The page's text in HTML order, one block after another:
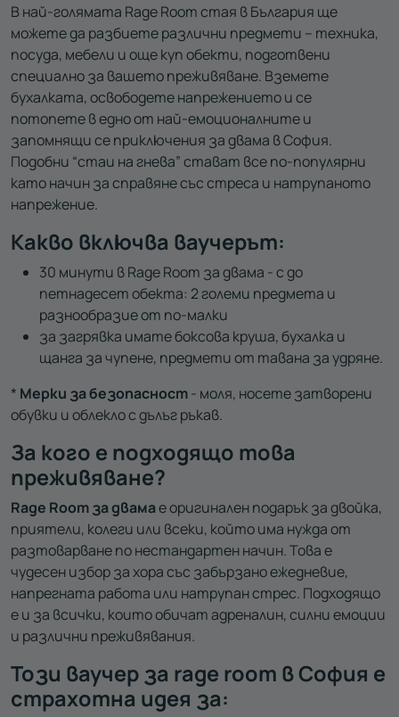
В най-голямата Rage Room стая в България ще
можете да разбиете различни предмети – техника,
посуда, мебели и още куп обекти, подготвени
специално за вашето преживяване. Вземете
бухалката, освободете напрежението и се
потопете в едно от най-емоционалните и
запомнящи се приключения за двама в София.
Подобни “стаи на гнева” стават все по-популярни
като начин за справяне със стреса и натрупаното
напрежение.
Какво включва ваучерът:
30 минути в Rage Room за двама - с до
петнадесет обекта: 2 големи предмета и
разнообразие от по-малки
за загрявка имате боксова круша, бухалка и
щанга за чупене, предмети от тавана за удряне.
* Мерки за безопасност- моля, носете затворени
обувки и облекло с дълъг ръкав.
За кого е подходящо това
преживяване?
Rage Room за двамае оригинален подарък за двойка,
приятели, колеги или всеки, който има нужда от
разтоварване по нестандартен начин. Това е
чудесен избор за хора със забързано ежедневие,
напрегната работа или натрупан стрес. Подходящо
е и за всички, които обичат адреналин, силни емоции
и различни преживявания.
Този ваучер за rage room в София е
страхотна идея за: